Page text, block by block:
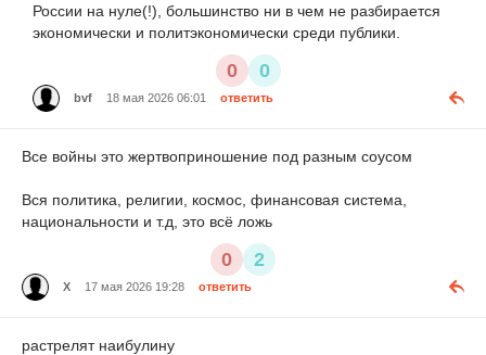
России на нуле(!), большинство ни в чем не разбирается
экономически и политэкономически среди публики.
0 0
bvf 18 мая 2026 06:01 ответить
Все войны это жертвоприношение под разным соусом
Вся политика, религии, космос, финансовая система,
национальности и т.д, это всё ложь
0 2
X 17 мая 2026 19:28 ответить
растрелят наибулину